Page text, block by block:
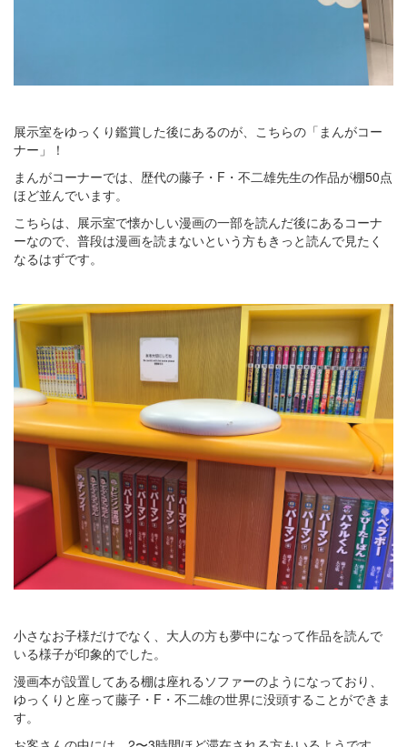
展示室をゆっくり鑑賞した後にあるのが、こちらの「まんがコー
ナー」！
まんがコーナーでは、歴代の藤子・F・不二雄先生の作品が棚50点
ほど並んでいます。
こちらは、展示室で懐かしい漫画の一部を読んだ後にあるコーナ
ーなので、普段は漫画を読まないという方もきっと読んで見たく
なるはずです。
小さなお子様だけでなく、大人の方も夢中になって作品を読んで
いる様子が印象的でした。
漫画本が設置してある棚は座れるソファーのようになっており、
ゆっくりと座って藤子・F・不二雄の世界に没頭することができま
す。